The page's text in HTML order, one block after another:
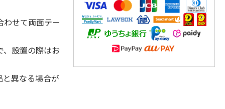
わせて両面テー
、設置の際はお
と異なる場合が